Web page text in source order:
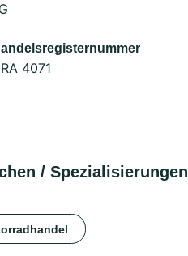
4071
/ Spezialisierungen